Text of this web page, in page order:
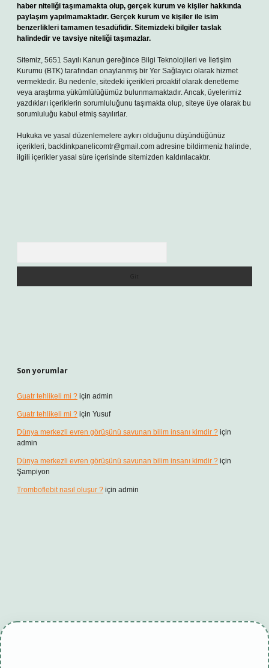
haber niteliği taşımamakta olup, gerçek kurum ve kişiler hakkında
paylaşım yapılmamaktadır. Gerçek kurum ve kişiler ile isim
benzerlikleri tamamen tesadüfidir. Sitemizdeki bilgiler taslak
halindedir ve tavsiye niteliği taşımazlar.
Sitemiz, 5651 Sayılı Kanun gereğince Bilgi Teknolojileri ve İletişim
Kurumu (BTK) tarafından onaylanmış bir Yer Sağlayıcı olarak hizmet
vermektedir. Bu nedenle, sitedeki içerikleri proaktif olarak denetleme
veya araştırma yükümlülüğümüz bulunmamaktadır. Ancak, üyelerimiz
yazdıkları içeriklerin sorumluluğunu taşımakta olup, siteye üye olarak bu
sorumluluğu kabul etmiş sayılırlar.
Hukuka ve yasal düzenlemelere aykırı olduğunu düşündüğünüz
içerikleri, backlinkpanelicomtr@gmail.com adresine bildirmeniz halinde,
ilgili içerikler yasal süre içerisinde sitemizden kaldırılacaktır.
Son yorumlar
Guatr tehlikeli mi ? için admin
Guatr tehlikeli mi ? için Yusuf
Dünya merkezli evren görüşünü savunan bilim insanı kimdir ? için
admin
Dünya merkezli evren görüşünü savunan bilim insanı kimdir ? için
Şampiyon
Tromboflebit nasıl oluşur ? için admin
tambet girişbetexper güncel